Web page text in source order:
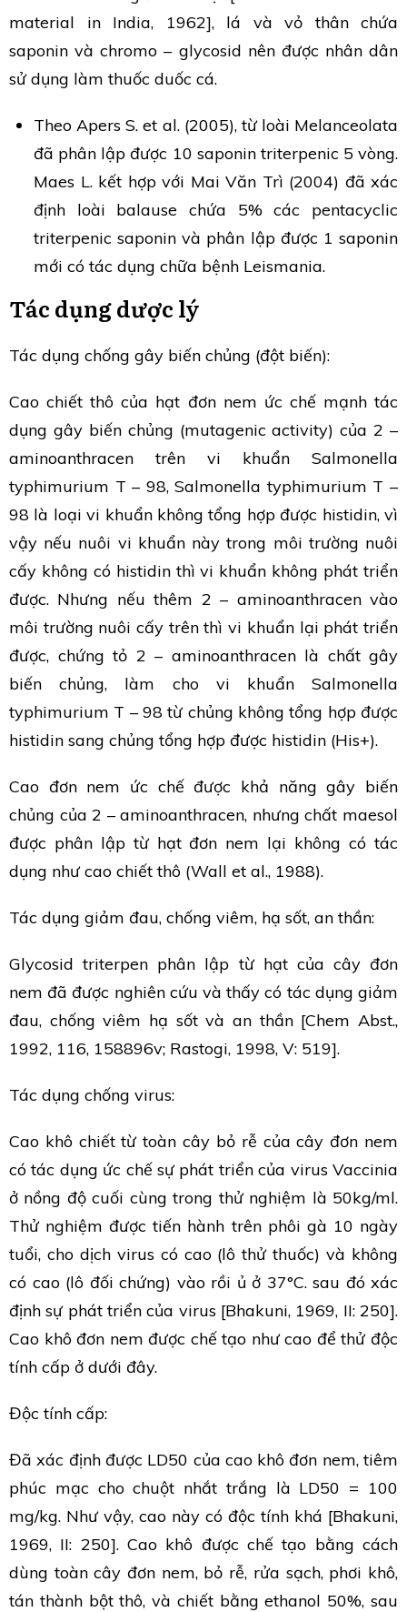
material in India, 1962], lá và vỏ thân chứa
saponin và chromo – glycosid nên được nhân dân
sử dụng làm thuốc duốc cá.
Theo Apers S. et al. (2005), từ loài Melanceolata
đã phân lập được 10 saponin triterpenic 5 vòng.
Maes L. kết hợp với Mai Văn Trì (2004) đã xác
định loài balause chứa 5% các pentacyclic
triterpenic saponin và phân lập được 1 saponin
mới có tác dụng chữa bệnh Leismania.
Tác dụng dược lý
Tác dụng chống gây biến chủng (đột biến):
Cao chiết thô của hạt đơn nem ức chế mạnh tác
dụng gây biến chủng (mutagenic activity) của 2 –
aminoanthracen trên vi khuẩn Salmonella
typhimurium T – 98, Salmonella typhimurium T –
98 là loại vi khuẩn không tổng hợp được histidin, vì
vậy nếu nuôi vi khuẩn này trong môi trường nuôi
cấy không có histidin thì vi khuẩn không phát triển
được. Nhưng nếu thêm 2 – aminoanthracen vào
môi trường nuôi cấy trên thì vi khuẩn lại phát triển
được, chứng tỏ 2 – aminoanthracen là chất gây
biến chủng, làm cho vi khuẩn Salmonella
typhimurium T – 98 từ chủng không tổng hợp được
histidin sang chủng tổng hợp được histidin (His+).
Cao đơn nem ức chế được khả năng gây biến
chủng của 2 – aminoanthracen, nhưng chất maesol
được phân lập từ hạt đơn nem lại không có tác
dụng như cao chiết thô (Wall et al., 1988).
Tác dụng giảm đau, chống viêm, hạ sốt, an thần:
Glycosid triterpen phân lập từ hạt của cây đơn
nem đã được nghiên cứu và thấy có tác dụng giảm
đau, chống viêm hạ sốt và an thần [Chem Abst.,
1992, 116, 158896v; Rastogi, 1998, V: 519].
Tác dụng chống virus:
Cao khô chiết từ toàn cây bỏ rễ của cây đơn nem
có tác dụng ức chế sự phát triển của virus Vaccinia
ở nồng độ cuối cùng trong thử nghiệm là 50kg/ml.
Thử nghiệm được tiến hành trên phôi gà 10 ngày
tuổi, cho dịch virus có cao (lô thử thuốc) và không
có cao (lô đối chứng) vào rồi ủ ở 37°C. sau đó xác
định sự phát triển của virus [Bhakuni, 1969, II: 250].
Cao khô đơn nem được chế tạo như cao để thử độc
tính cấp ở dưới đây.
Độc tính cấp:
Đã xác định được LD50 của cao khô đơn nem, tiêm
phúc mạc cho chuột nhắt trắng là LD50 = 100
mg/kg. Như vậy, cao này có độc tính khá [Bhakuni,
1969, II: 250]. Cao khô được chế tạo bằng cách
dùng toàn cây đơn nem, bỏ rễ, rửa sạch, phơi khô,
tán thành bột thô, và chiết bằng ethanol 50%, sau